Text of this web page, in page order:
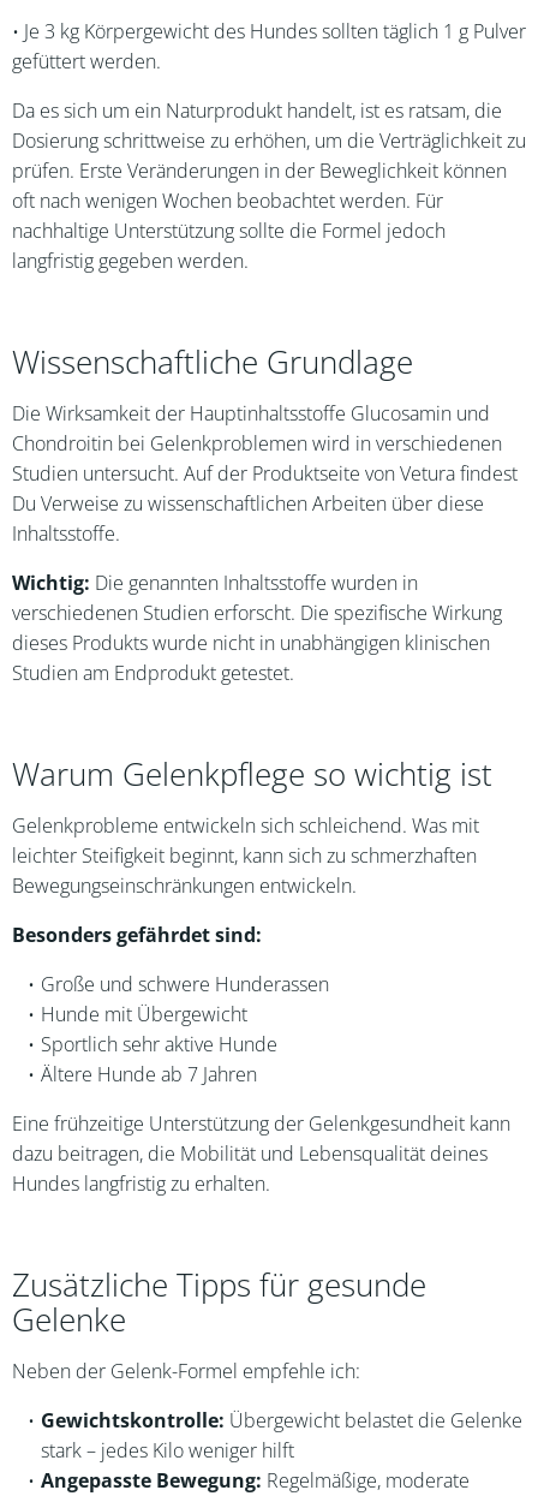
• Je 3 kg Körpergewicht des Hundes sollten täglich 1 g Pulver
gefüttert werden.
Da es sich um ein Naturprodukt handelt, ist es ratsam, die
Dosierung schrittweise zu erhöhen, um die Verträglichkeit zu
prüfen. Erste Veränderungen in der Beweglichkeit können
oft nach wenigen Wochen beobachtet werden. Für
nachhaltige Unterstützung sollte die Formel jedoch
langfristig gegeben werden.
Wissenschaftliche Grundlage
Die Wirksamkeit der Hauptinhaltsstoffe Glucosamin und
Chondroitin bei Gelenkproblemen wird in verschiedenen
Studien untersucht. Auf der Produktseite von Vetura findest
Du Verweise zu wissenschaftlichen Arbeiten über diese
Inhaltsstoffe.
Wichtig: Die genannten Inhaltsstoffe wurden in
verschiedenen Studien erforscht. Die spezifische Wirkung
dieses Produkts wurde nicht in unabhängigen klinischen
Studien am Endprodukt getestet.
Warum Gelenkpflege so wichtig ist
Gelenkprobleme entwickeln sich schleichend. Was mit
leichter Steifigkeit beginnt, kann sich zu schmerzhaften
Bewegungseinschränkungen entwickeln.
Besonders gefährdet sind:
Große und schwere Hunderassen
Hunde mit Übergewicht
Sportlich sehr aktive Hunde
Ältere Hunde ab 7 Jahren
Eine frühzeitige Unterstützung der Gelenkgesundheit kann
dazu beitragen, die Mobilität und Lebensqualität deines
Hundes langfristig zu erhalten.
Zusätzliche Tipps für gesunde
Gelenke
Neben der Gelenk-Formel empfehle ich:
Gewichtskontrolle: Übergewicht belastet die Gelenke
stark – jedes Kilo weniger hilft
Angepasste Bewegung: Regelmäßige, moderate